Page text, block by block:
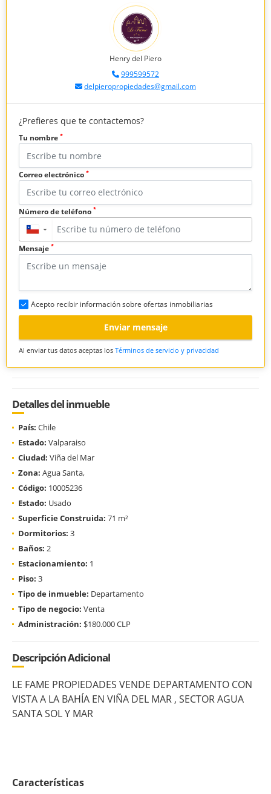
Henry del Piero
999599572
delpieropropiedades@gmail.com
¿Prefieres que te contactemos?
Tu nombre *
Correo electrónico *
Número de teléfono *
▼
Mensaje *
Acepto recibir información sobre ofertas inmobiliarias
Enviar mensaje
Al enviar tus datos aceptas los Términos de servicio y privacidad
Detalles del inmueble
País: Chile
Estado: Valparaiso
Ciudad: Viña del Mar
Zona: Agua Santa,
Código: 10005236
Estado: Usado
Superficie Construida: 71 m²
Dormitorios: 3
Baños: 2
Estacionamiento: 1
Piso: 3
Tipo de inmueble: Departamento
Tipo de negocio: Venta
Administración: $180.000 CLP
Descripción Adicional
LE FAME PROPIEDADES VENDE DEPARTAMENTO CON
VISTA A LA BAHÍA EN VIÑA DEL MAR , SECTOR AGUA
SANTA SOL Y MAR
Características